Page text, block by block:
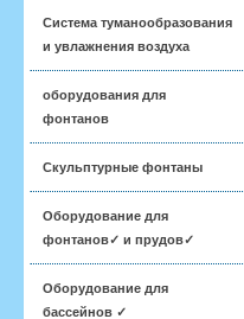
Система туманообразования
и увлажнения воздуха
оборудования для
фонтанов
Скульптурные фонтаны
Оборудование для
фонтанов✓ и прудов✓
Оборудование для
бассейнов ✓